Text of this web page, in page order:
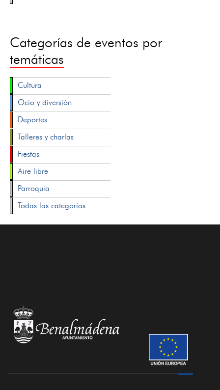
Categorías de eventos por
temáticas
Cultura
Ocio y diversión
Deportes
Talleres y charlas
Fiestas
Aire libre
Parroquia
Todas las categorías...